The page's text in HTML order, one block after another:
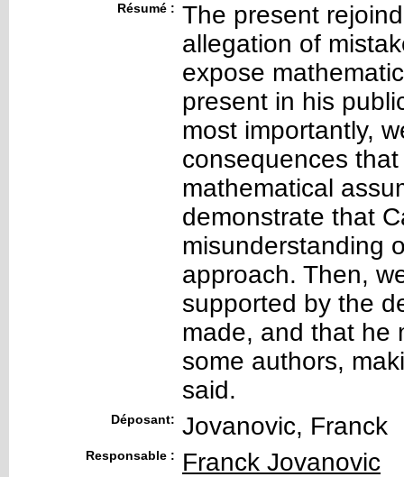
Résumé : The present
allegation of
expose
present in his
most importantly,
consequences
mathematical
demonstrate that
misunderstanding
approach. Then,
supported by the
made, and that he
some authors,
said.
Déposant: Jovanovic, Franck
Responsable : Franck Jovanovic